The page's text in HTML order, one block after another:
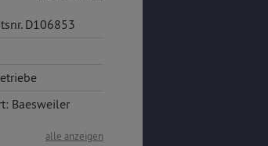
D106853
Baesweiler
alle anzeigen